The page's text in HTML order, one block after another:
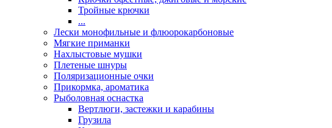
Тройные крючки
...
Лески монофильные и флюорокарбоновые
Мягкие приманки
Нахлыстовые мушки
Плетеные шнуры
Поляризационные очки
Прикормка, ароматика
Рыболовная оснастка
Вертлюги, застежки и карабины
Грузила